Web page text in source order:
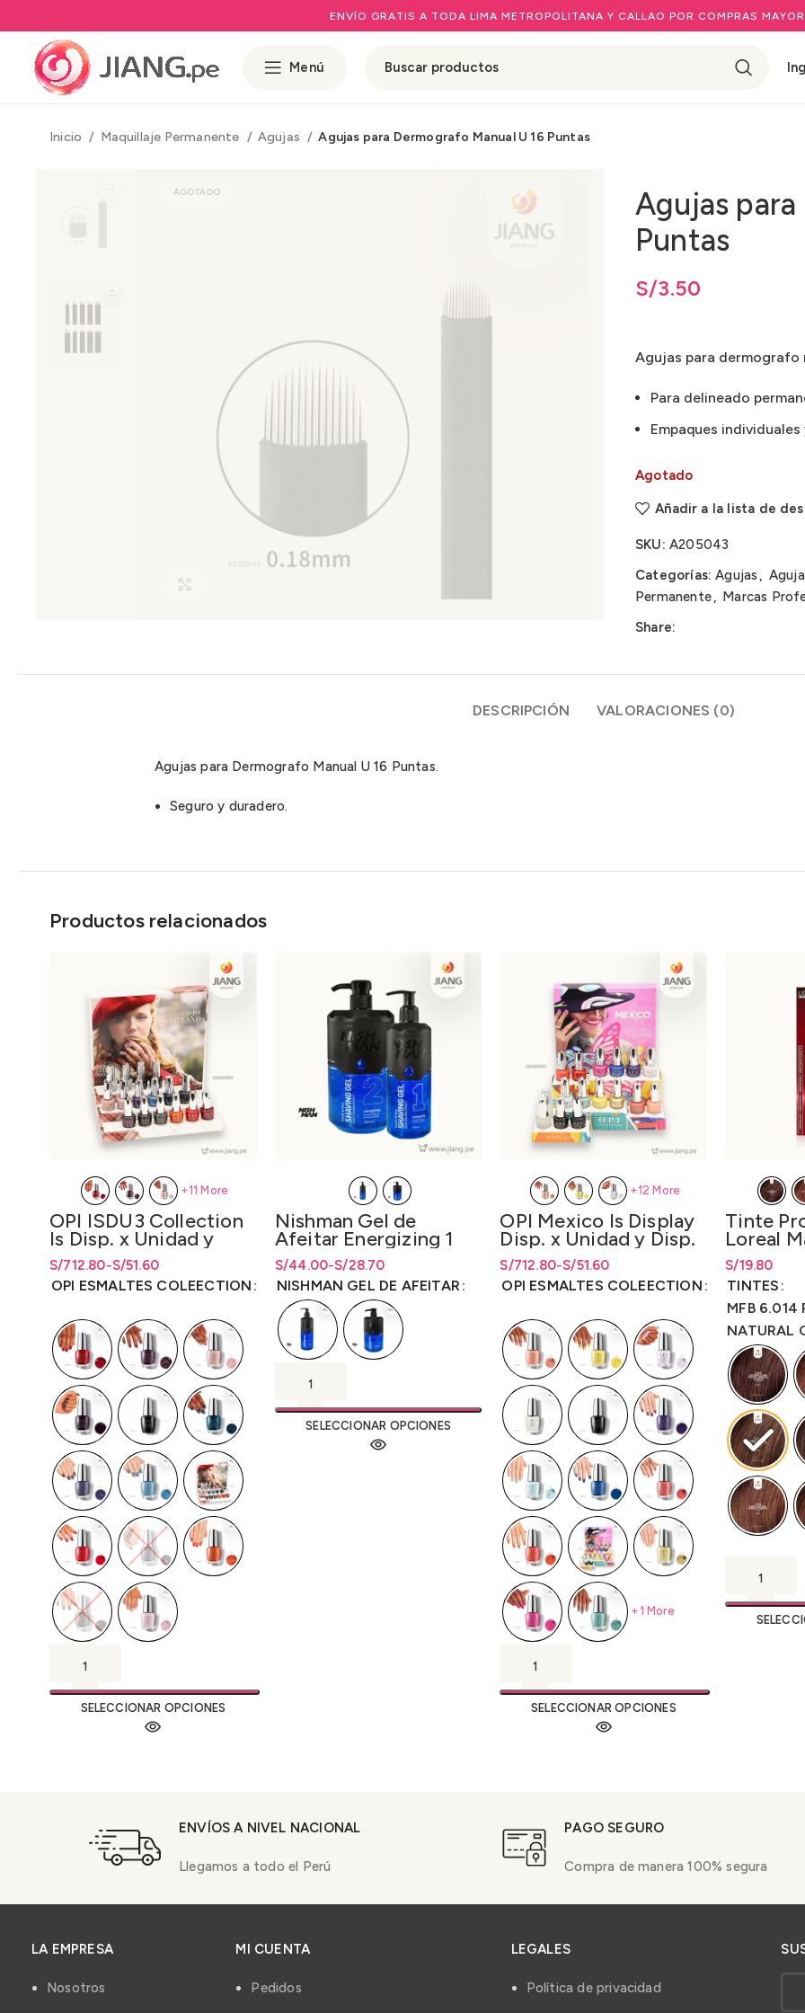
ENVÍO GRATIS A TODA LIMA METROPOLITANA Y CALLAO POR COMPRAS
Menú
Inicio Maquillaje Permanente Agujas Agujas para Dermografo Manual U 16 Puntas
AGOTADO
Agujas
Puntas
S/3.50
Agujas para dermografo
Para delineado
Empaques
Agotado
Añadir a la lista de
SKU: A205043
Categorías: Agujas ,
Permanente, Marcas
Share:
DESCRIPCIÓN VALORACIONES (0)
Agujas para Dermografo Manual U 16 Puntas.
Seguro y duradero.
Productos relacionados
OPI ISDU3 Collection
Is Disp. x Unidad y
Disp. x 16 Unidades
(Is/Bcoat/Tcoat) 15ml.
S/51.60
-
S/712.80
Rango de precios: desde S/51.60
hasta S/712.80
Rango de precios: desde
hastaS/712.80
OPI ESMALTES COLEECTION
SELECCIONAR OPCIONES
+11 More
Nishman Gel de
Afeitar Energizing 1
400ml.-Energizante 2
1L. S/28.70
-
S/44.00
Rango de precios: desde S/28.70
hasta S/44.00
Rango de precios: desde
S/28.70hastaS/44.00
NISHMAN GEL DE AFEITAR
SELECCIONAR OPCIONES
OPI Mexico Is Display
Disp. x Unidad y Disp.
x 16 Unidades
Collection
(Is/Bcoat/Tcoat)
S/51.60
-
S/712.80
Rango de precios: desde S/51.60
hasta S/712.80
Rango de precios: desde
hastaS/712.80
OPI ESMALTES COLEECTION
+1 More
SELECCIONAR OPCIONES
+12 More
Tinte
Loreal
Brown
S/19.80
Rango de
hastaS/19.80
TINTES
MFB 6.014
NATURAL
ENVÍOS A NIVEL NACIONAL
Llegamos a todo el Perú
PAGO SEGURO
Compra de manera 100% segura
LA EMPRESA
Nosotros
MI CUENTA
Pedidos
LEGALES
Política de privacidad